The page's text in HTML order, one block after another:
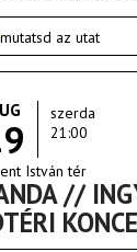
mutatsd az utat
szerda
21:00
István tér
//